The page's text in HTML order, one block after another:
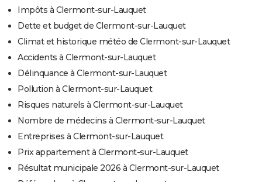
Impôts à Clermont-sur-Lauquet
Dette et budget de Clermont-sur-Lauquet
Climat et historique météo de Clermont-sur-Lauquet
Accidents à Clermont-sur-Lauquet
Délinquance à Clermont-sur-Lauquet
Pollution à Clermont-sur-Lauquet
Risques naturels à Clermont-sur-Lauquet
Nombre de médecins à Clermont-sur-Lauquet
Entreprises à Clermont-sur-Lauquet
Prix appartement à Clermont-sur-Lauquet
Résultat municipale 2026 à Clermont-sur-Lauquet